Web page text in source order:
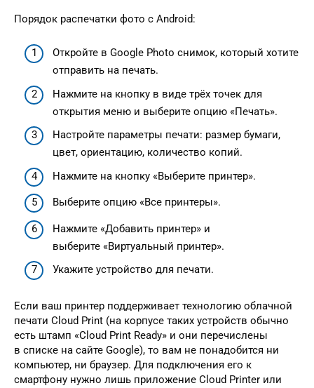
Порядок распечатки фото с Android:
Откройте в Google Photo снимок, который хотите
отправить на печать.
Нажмите на кнопку в виде трёх точек для
открытия меню и выберите опцию «Печать».
Настройте параметры печати: размер бумаги,
цвет, ориентацию, количество копий.
Нажмите на кнопку «Выберите принтер».
Выберите опцию «Все принтеры».
Нажмите «Добавить принтер» и
выберите «Виртуальный принтер».
Укажите устройство для печати.
Если ваш принтер поддерживает технологию облачной
печати Cloud Print (на корпусе таких устройств обычно
есть штамп «Cloud Print Ready» и они перечислены
в списке на сайте Google), то вам не понадобится ни
компьютер, ни браузер. Для подключения его к
смартфону нужно лишь приложение Cloud Printer или